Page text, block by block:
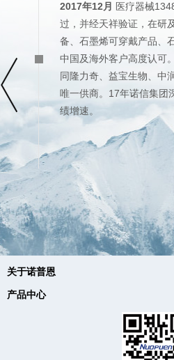
2017年12月
医疗器械
过，并经天祥验证，在研
备、石墨烯可穿戴产品、
中国及海外客户高度认可
同隆力奇、益宝生物、中
唯一供商。17年诺信集团
绩增速。
关于诺普恩
产品中心